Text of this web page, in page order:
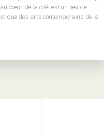
cœur de la cité, est un lieu de
des arts contemporains de la